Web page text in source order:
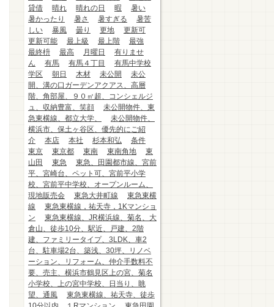
貸借
晴れ 晴れの日 暇
暑い
暑かったり
暑さ 暑すぎる
暑苦
しい
暴風 曇り 更地
更新可
更新可能
最上級 最上階
最強
最終枡
最高 月曜日
有りませ
ん
有馬 有馬４丁目
有馬中学校
学区
朝日 木材 未公開
未公
開、溝の口ガーデンアクアス、高層
階、角部屋、９０㎡超、コンシェルジ
ュ、収納豊富、笑顔
未公開物件、東
急東横線、都立大学、
未公開物件、
横浜市、保土ヶ谷区、優先的にご紹
介
本店 本社 杉本和弘
条件
東京
東京都 東南 東南角地
東
山田
東急
東急、田園都市線、宮前
平、宮崎台、ペット可、宮前平小学
校、宮前平中学校、オープンルーム、
現地販売会
東急大井町線
東急東横
線
東急東横線，祐天寺，1Kマンショ
ン
東急東横線、JR横浜線、菊名、大
倉山、徒歩10分、駅近、戸建、2階
建、ファミリータイプ、3LDK、車2
台、駐車場2台、築浅、30坪、リノベ
ーション、リフォーム、仲介手数料不
要、売主、横浜市鶴見区上の宮、菊名
小学校、上の宮中学校、日当り、眺
望、通風
東急東横線、祐天寺、徒歩